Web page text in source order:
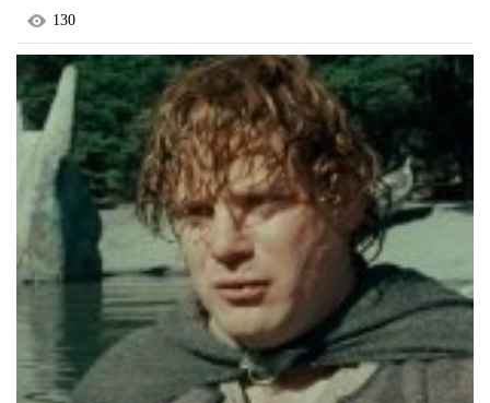
130